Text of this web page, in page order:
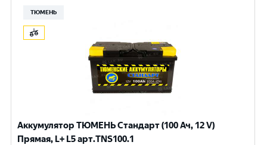
ТЮМЕНЬ
Аккумулятор ТЮМЕНЬ Стандарт (100 Ач, 12 V)
Прямая, L+ L5 арт.TNS100.1